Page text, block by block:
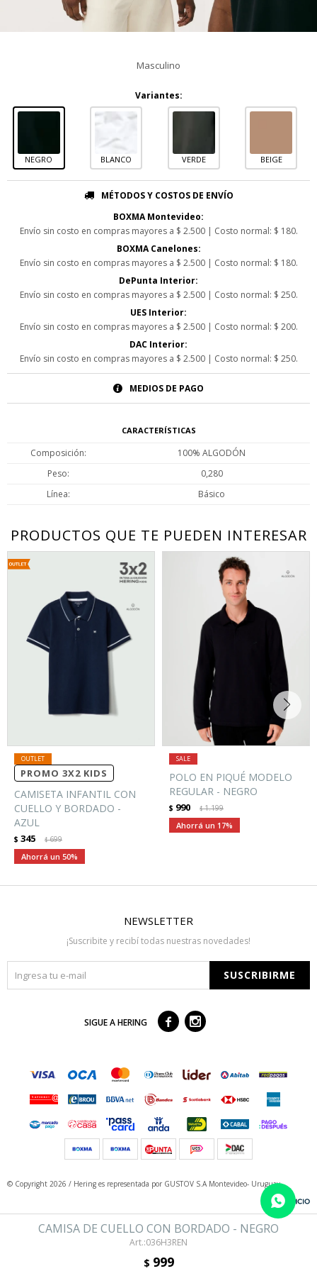
Masculino
Variantes:
NEGRO BLANCO VERDE BEIGE
CAMISA DE CUELLO CON BORDADO - NEGRO
036H3REN
$ 999
MÉTODOS Y COSTOS DE ENVÍO
BOXMA Montevideo:
Envío sin costo en compras mayores a $ 2.500 | Costo normal: $ 180.
BOXMA Canelones:
Envío sin costo en compras mayores a $ 2.500 | Costo normal: $ 180.
DePunta Interior:
Envío sin costo en compras mayores a $ 2.500 | Costo normal: $ 250.
UES Interior:
Envío sin costo en compras mayores a $ 2.500 | Costo normal: $ 200.
DAC Interior:
Envío sin costo en compras mayores a $ 2.500 | Costo normal: $ 250.
MEDIOS DE PAGO
CARACTERÍSTICAS
Composición
100% ALGODÓN
Peso
0,280
Línea
Básico
PRODUCTOS QUE TE PUEDEN INTERESAR
PROMO 3X2 KIDS
CAMISETA INFANTIL CON
CUELLO Y BORDADO -
AZUL
$ 345 $699
50
POLO EN PIQUÉ MODELO
REGULAR - NEGRO
$ 990 $1.199
17
NEWSLETTER
¡Suscribite y recibí todas nuestras novedades!
SUSCRIBIRME
SIGUE A HERING  
© Copyright 2026 / Hering es representada por GUSTOV S.A Montevideo- Uruguay